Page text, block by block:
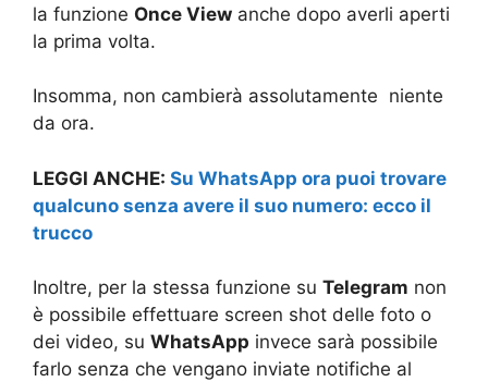
la funzione Once View anche dopo averli aperti
la prima volta.
Insomma, non cambierà assolutamente niente
da ora.
LEGGI ANCHE: Su WhatsApp ora puoi trovare
qualcuno senza avere il suo numero: ecco il
trucco
Inoltre, per la stessa funzione su Telegram non
è possibile effettuare screen shot delle foto o
dei video, su WhatsApp invece sarà possibile
farlo senza che vengano inviate notifiche al